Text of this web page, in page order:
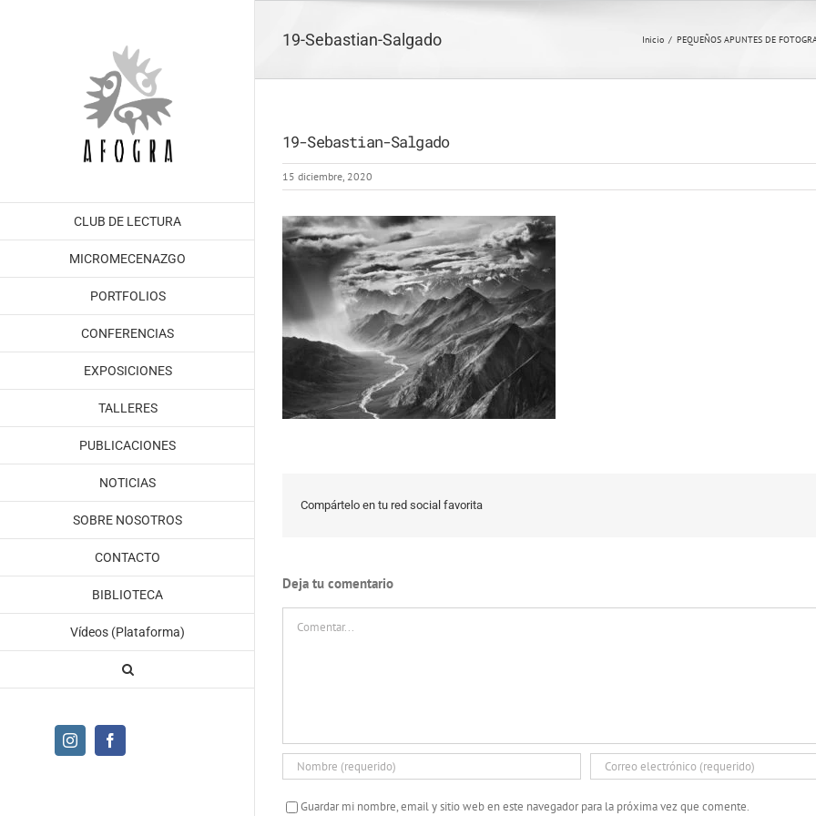
CLUB DE LECTURA
MICROMECENAZGO
PORTFOLIOS
CONFERENCIAS
EXPOSICIONES
TALLERES
PUBLICACIONES
NOTICIAS
SOBRE NOSOTROS
CONTACTO
BIBLIOTECA
Vídeos (Plataforma)
Instagram
19-Sebastian-Salgado Inicio / PEQUEÑOS APUNTES DE
19-Sebastian-Salgado
15 diciembre, 2020
Compártelo en tu red social favorita
Deja tu comentario
Guardar mi nombre, email y sitio web en este navegador para la próxima vez que comente.